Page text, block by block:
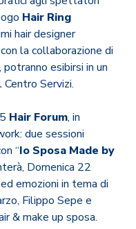
Hair Ring
hair designer
la collaborazione di
potranno esibirsi in un
Servizi.
Hair Forum, in
due sessioni
“Io Sposa Made by
Domenica 22
emozioni in tema di
Filippo Sepe e
& make up sposa.